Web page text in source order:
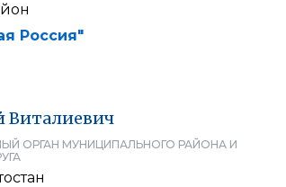
Россия"
Виталиевич
ОРГАН МУНИЦИПАЛЬНОГО РАЙОНА И